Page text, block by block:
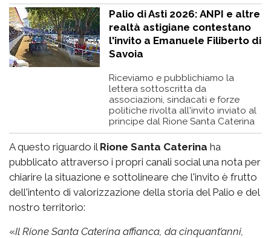
Palio di Asti 2026: ANPI e altre
realtà astigiane contestano
l'invito a Emanuele Filiberto di
Savoia
Riceviamo e pubblichiamo la
lettera sottoscritta da
associazioni, sindacati e forze
politiche rivolta all'invito inviato al
principe dal Rione Santa Caterina
A questo riguardo il Rione Santa Caterina ha
pubblicato attraverso i propri canali social una nota per
chiarire la situazione e sottolineare che l'invito è frutto
dell'intento di valorizzazione della storia del Palio e del
nostro territorio:
«Il Rione Santa Caterina affianca, da cinquant’anni,